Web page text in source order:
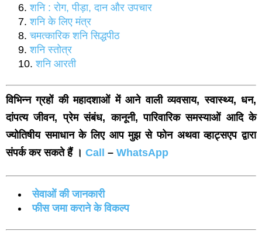
शनि : रोग, पीड़ा, दान और उपचार
शनि के लिए मंत्र
चमत्कारिक शनि सिद्धपीठ
शनि स्तोत्र
शनि आरती
विभिन्न ग्रहों की महादशाओं में आने वाली व्यवसाय, स्वास्थ्य, धन,
दांपत्य जीवन, प्रेम संबंध, कानूनी, पारिवारिक समस्याओं आदि के
ज्योतिषीय समाधान के लिए आप मुझ से फोन अथवा व्हाट्सएप द्वारा
संपर्क कर सकते हैं । Call – WhatsApp
सेवाओं की जानकारी
फीस जमा कराने के विकल्‍प